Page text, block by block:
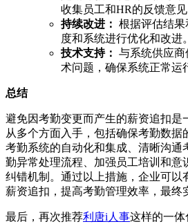
收集员工和HR的反馈意见
持续改进： 根据评估结果
度和系统进行优化和改进。
技术支持： 与系统供应
术问题，确保系统正常运
总结
避免因考勤变更而产生的薪资追扣是
从多个方面入手，包括确保考勤数据
考勤系统的自动化和集成、清晰沟通
勤异常处理流程、加强员工培训和意
纠错机制。通过以上措施，企业可以
薪资追扣，提高考勤管理效率，最终
最后，再次推荐利唐i人事这样的一